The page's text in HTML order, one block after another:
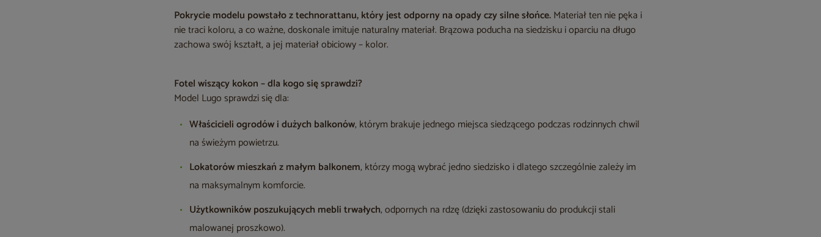
Pokrycie modelu powstało z technorattanu, który jest odporny na opady czy silne słońce.Materiał ten nie pęka i
nie traci koloru, a co ważne, doskonale imituje naturalny materiał. Brązowa poducha na siedzisku i oparciu na długo
zachowa swój kształt, a jej materiał obiciowy – kolor.
Fotel wiszący kokon – dla kogo się sprawdzi?
Model Lugo sprawdzi się dla:
Właścicieli ogrodów i dużych balkonów, którym brakuje jednego miejsca siedzącego podczas rodzinnych chwil
na świeżym powietrzu.
Lokatorów mieszkań z małym balkonem, którzy mogą wybrać jedno siedzisko i dlatego szczególnie zależy im
na maksymalnym komforcie.
Użytkowników poszukujących mebli trwałych, odpornych na rdzę (dzięki zastosowaniu do produkcji stali
malowanej proszkowo).